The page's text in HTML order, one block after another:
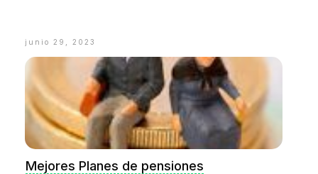
junio 29, 2023
Mejores Planes de pensiones